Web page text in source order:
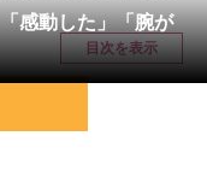
感動した」「腕が
目次を表示